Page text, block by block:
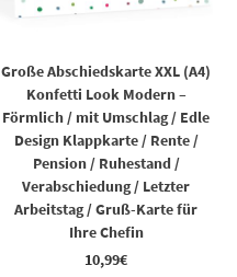
Große Abschiedskarte XXL (A4)
Konfetti Look Modern –
Förmlich / mit Umschlag / Edle
Design Klappkarte / Rente /
Pension / Ruhestand /
Verabschiedung / Letzter
Arbeitstag / Gruß-Karte für
Ihre Chefin
10,99€